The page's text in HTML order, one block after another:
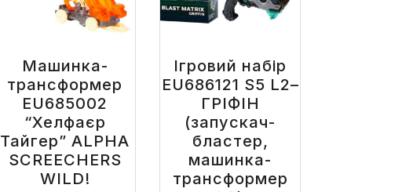
Машинка-
трансформер
EU685002
“Хелфаєр
Тайгер” ALPHA
SCREECHERS
WILD!
Ігровий набір
EU686121 S5 L2–
ГРІФІН
(запускач-
бластер,
машинка-
трансформер